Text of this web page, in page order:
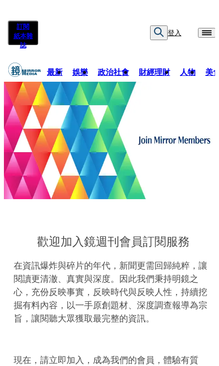
訂閱
紙本雜
誌
登入
最新 娛樂 政治社會 財經理財 人物 美
歡迎加入鏡週刊會員訂閱服務
在資訊爆炸與碎片的年代，新聞更需回歸純粹，讓
閱讀更清澈、真實與深度。因此我們秉持明鏡之
心，充份反映事實，反映時代與反映人性，持續挖
掘有料內容，以一手原創題材、深度調查報導為宗
旨，讓閱聽大眾獲取最完整的資訊。
現在，請立即加入，成為我們的會員，體驗有質